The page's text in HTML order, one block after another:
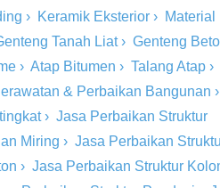
› Keramik Eksterior › Material
Tanah Liat› Genteng
› Atap Bitumen › Talang Atap ›
& Perbaikan Bangunan ›
› Jasa Perbaikan Struktur
Miring › Jasa Perbaikan
› Jasa Perbaikan Struktur